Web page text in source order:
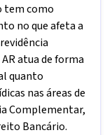
tem como
no que afeta a
atua de forma
quanto
nas áreas de
Complementar,
Bancário.